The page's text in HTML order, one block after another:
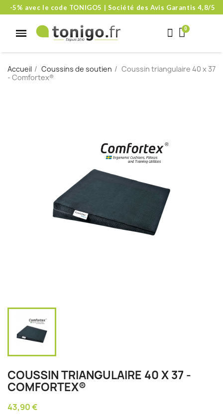
-5% avec le code TONIGO5 | Société des Avis Garantis 4,8/5
Accueil Coussins de soutien
Coussin triangulaire 40 x 37
- Comfortex®
COUSSIN TRIANGULAIRE 40 X 37 -
COMFORTEX®
43,90 €